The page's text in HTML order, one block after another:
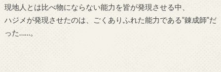
現地人とは比べ物にならない能力を皆が発現させる中、
ハジメが発現させたのは、ごくありふれた能力である”錬成師”だ
った……。